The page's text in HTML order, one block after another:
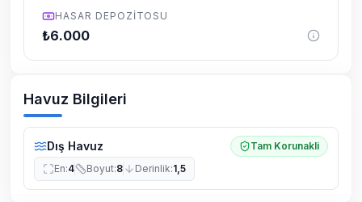
HASAR DEPOZITOSU
₺6.000
Havuz Bilgileri
Dış Havuz
Tam Korunakli
En:4 Boyut:8 Derinlik:1,5